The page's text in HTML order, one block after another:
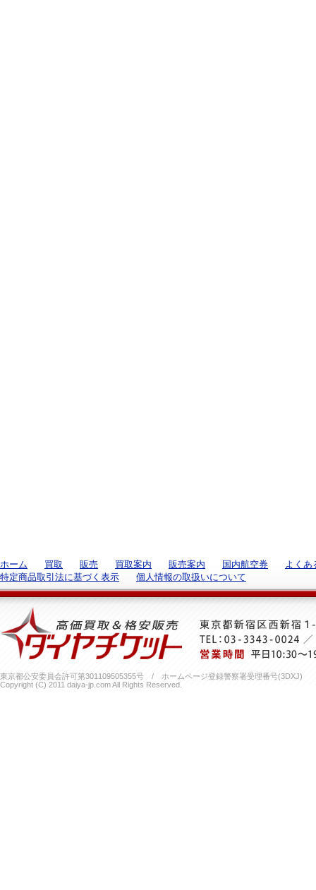
ホーム 買取 販売 買取案内 販売案内 国内航空券
よくあ
特定商品取引法に基づく表示
個人情報の取扱いについて
東京都公安委員会許可第301109505355号 / ホームページ登録警察署受理番号(3DXJ)
Copyright (C) 2011 daiya-jp.com All Rights Reserved.